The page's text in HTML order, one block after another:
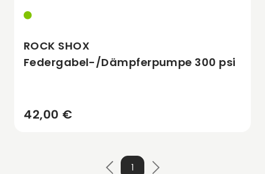
ROCK SHOX
Federgabel-/Dämpferpumpe 300 psi
42,00 €
1